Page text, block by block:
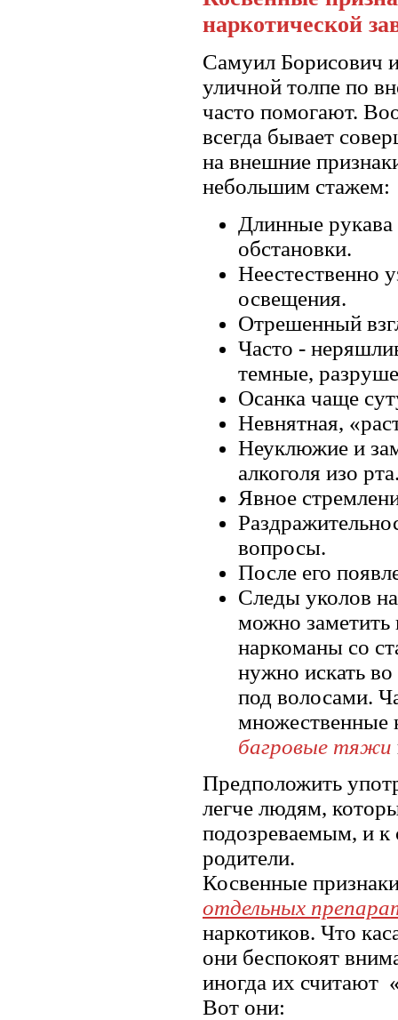
наркотической
Самуил Борисович
уличной толпе по
часто помогают.
всегда бывает
на внешние
небольшим стажем:
Длинные рукава
обстановки.
Неестественно
освещения.
Отрешенный
Часто -
темные,
Осанка чаще
Невнятная,
Неуклюжие и
алкоголя изо
Явное
вопросы.
После его
Следы уколов
можно заметить
наркоманы со
нужно искать во
под волосами.
множественные
багровые тяжи
Предположить
легче людям,
подозреваемым, и
родители.
Косвенные
отдельных
наркотиков. Что
они беспокоят
иногда их считают
Вот они: